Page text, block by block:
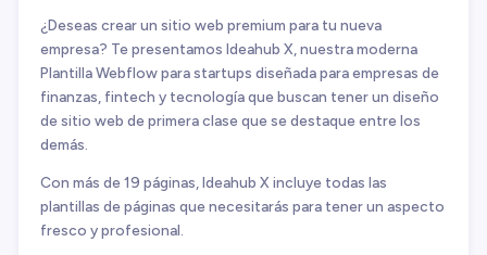
¿Deseas crear un sitio web premium para tu nueva
empresa? Te presentamos Ideahub X, nuestra moderna
Plantilla Webflow para startups diseñada para empresas de
finanzas, fintech y tecnología que buscan tener un diseño
de sitio web de primera clase que se destaque entre los
demás.
Con más de 19 páginas, Ideahub X incluye todas las
plantillas de páginas que necesitarás para tener un aspecto
fresco y profesional.